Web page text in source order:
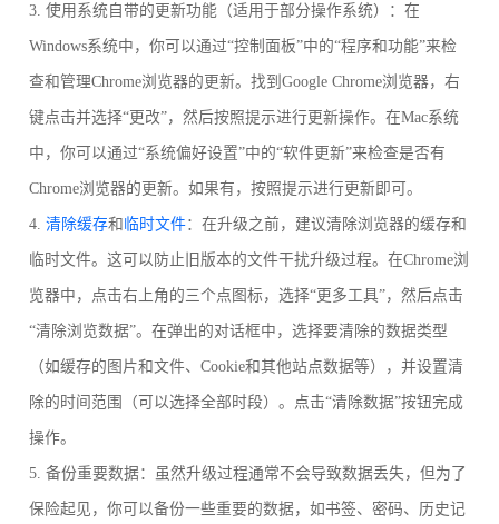
3. 使用系统自带的更新功能（适用于部分操作系统）：在
Windows系统中，你可以通过“控制面板”中的“程序和功能”来检
查和管理Chrome浏览器的更新。找到Google Chrome浏览器，右
键点击并选择“更改”，然后按照提示进行更新操作。在Mac系统
中，你可以通过“系统偏好设置”中的“软件更新”来检查是否有
Chrome浏览器的更新。如果有，按照提示进行更新即可。
4. 清除缓存和 临时文件：在升级之前，建议清除浏览器的缓存和
临时文件。这可以防止旧版本的文件干扰升级过程。在Chrome浏
览器中，点击右上角的三个点图标，选择“更多工具”，然后点击
“清除浏览数据”。在弹出的对话框中，选择要清除的数据类型
（如缓存的图片和文件、Cookie和其他站点数据等），并设置清
除的时间范围（可以选择全部时段）。点击“清除数据”按钮完成
操作。
5. 备份重要数据：虽然升级过程通常不会导致数据丢失，但为了
保险起见，你可以备份一些重要的数据，如书签、密码、历史记